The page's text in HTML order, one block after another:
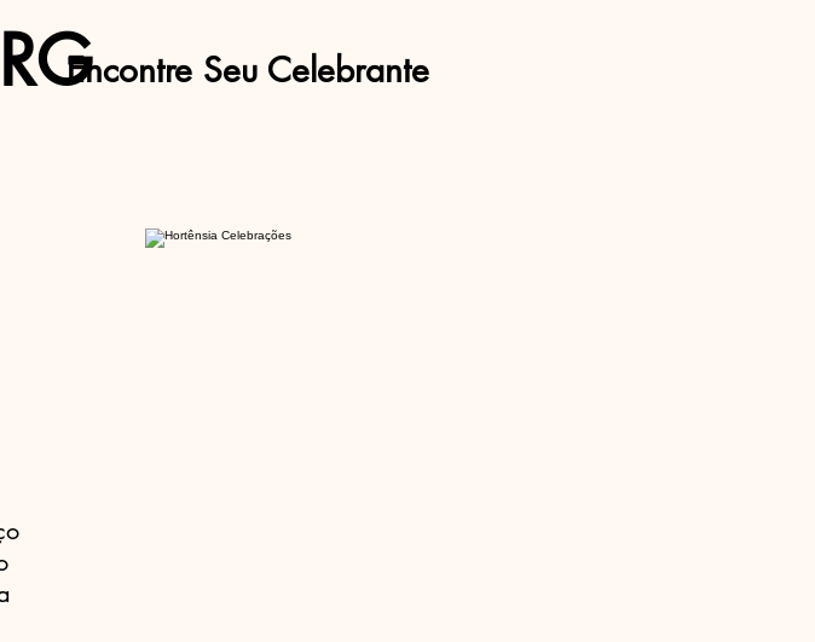
Encontre Seu Celebrante